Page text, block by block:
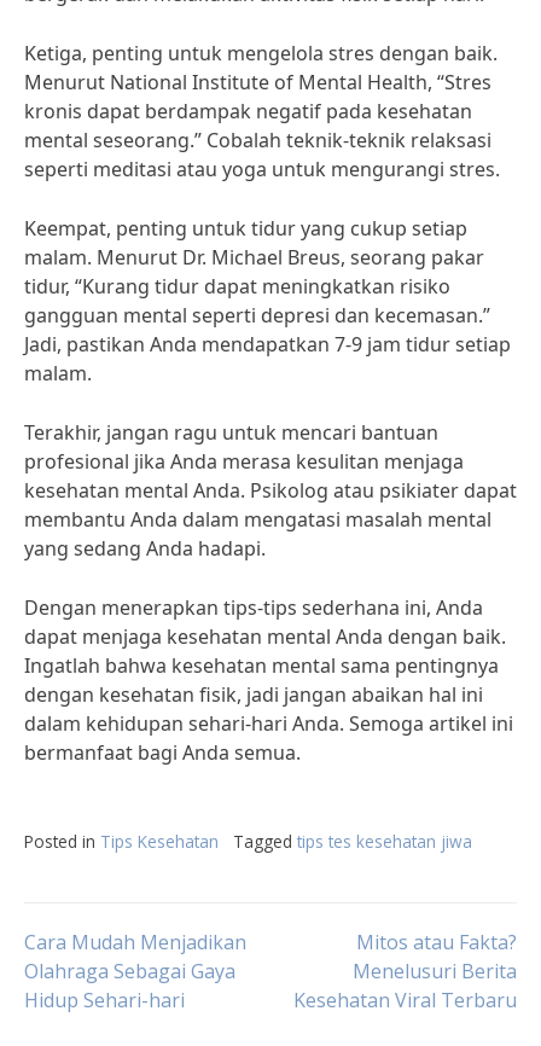
Ketiga, penting untuk mengelola stres dengan baik.
Menurut National Institute of Mental Health, “Stres
kronis dapat berdampak negatif pada kesehatan
mental seseorang.” Cobalah teknik-teknik relaksasi
seperti meditasi atau yoga untuk mengurangi stres.
Keempat, penting untuk tidur yang cukup setiap
malam. Menurut Dr. Michael Breus, seorang pakar
tidur, “Kurang tidur dapat meningkatkan risiko
gangguan mental seperti depresi dan kecemasan.”
Jadi, pastikan Anda mendapatkan 7-9 jam tidur setiap
malam.
Terakhir, jangan ragu untuk mencari bantuan
profesional jika Anda merasa kesulitan menjaga
kesehatan mental Anda. Psikolog atau psikiater dapat
membantu Anda dalam mengatasi masalah mental
yang sedang Anda hadapi.
Dengan menerapkan tips-tips sederhana ini, Anda
dapat menjaga kesehatan mental Anda dengan baik.
Ingatlah bahwa kesehatan mental sama pentingnya
dengan kesehatan fisik, jadi jangan abaikan hal ini
dalam kehidupan sehari-hari Anda. Semoga artikel ini
bermanfaat bagi Anda semua.
Posted in Tips Kesehatan Tagged tips tes kesehatan jiwa
Post
navigation
Cara Mudah Menjadikan
Olahraga Sebagai Gaya
Hidup Sehari-hari
Mitos atau Fakta?
Menelusuri Berita
Kesehatan Viral Terbaru